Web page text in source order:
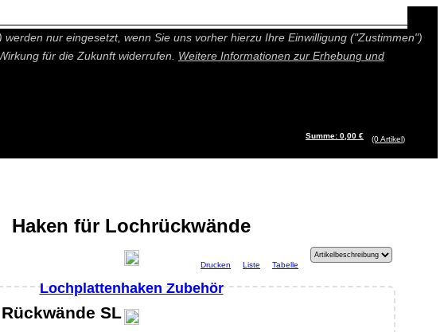
die Ihnen ein besseres und individuelleres Angebot bieten (Marketing- und
nur eingesetzt, wenn Sie uns vorher hierzu Ihre Einwilligung ("Zustimmen")
für die Zukunft widerrufen. Weitere Informationen zur Erhebung und
Summe: 0,00 € (0Artikel)
Haken für Lochrückwände
Lochplattenhaken Zubehör
Drucken Liste Tabelle
SL